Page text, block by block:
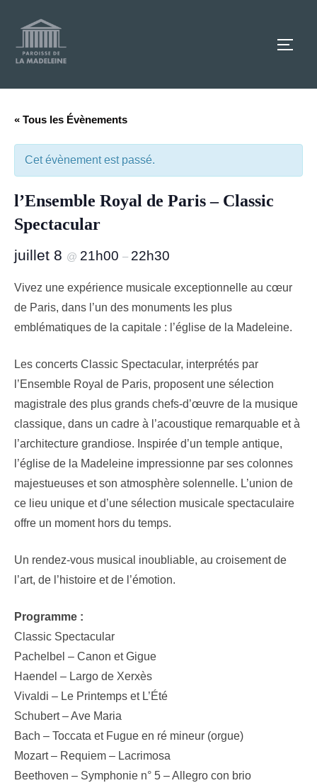
contenu
« Tous les Évènements
Cet évènement est passé.
l’Ensemble Royal de Paris – Classic
Spectacular
juillet 8 @ 21h00 – 22h30
Vivez une expérience musicale exceptionnelle au cœur
de Paris, dans l’un des monuments les plus
emblématiques de la capitale : l’église de la Madeleine.
Les concerts Classic Spectacular, interprétés par
l’Ensemble Royal de Paris, proposent une sélection
magistrale des plus grands chefs-d’œuvre de la musique
classique, dans un cadre à l’acoustique remarquable et à
l’architecture grandiose. Inspirée d’un temple antique,
l’église de la Madeleine impressionne par ses colonnes
majestueuses et son atmosphère solennelle. L’union de
ce lieu unique et d’une sélection musicale spectaculaire
offre un moment hors du temps.
Un rendez-vous musical inoubliable, au croisement de
l’art, de l’histoire et de l’émotion.
Programme :
Classic Spectacular
Pachelbel – Canon et Gigue
Haendel – Largo de Xerxès
Vivaldi – Le Printemps et L’Été
Schubert – Ave Maria
Bach – Toccata et Fugue en ré mineur (orgue)
Mozart – Requiem – Lacrimosa
Beethoven – Symphonie n° 5 – Allegro con brio